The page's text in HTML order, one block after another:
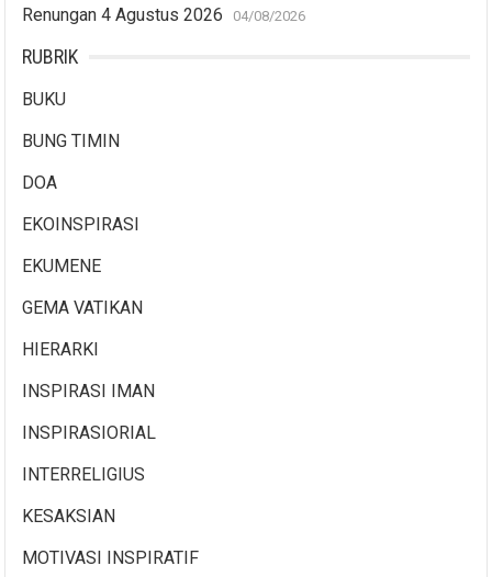
Renungan 4 Agustus 2026 04/08/2026
RUBRIK
BUKU
BUNG TIMIN
DOA
EKOINSPIRASI
EKUMENE
GEMA VATIKAN
HIERARKI
INSPIRASI IMAN
INSPIRASIORIAL
INTERRELIGIUS
KESAKSIAN
MOTIVASI INSPIRATIF